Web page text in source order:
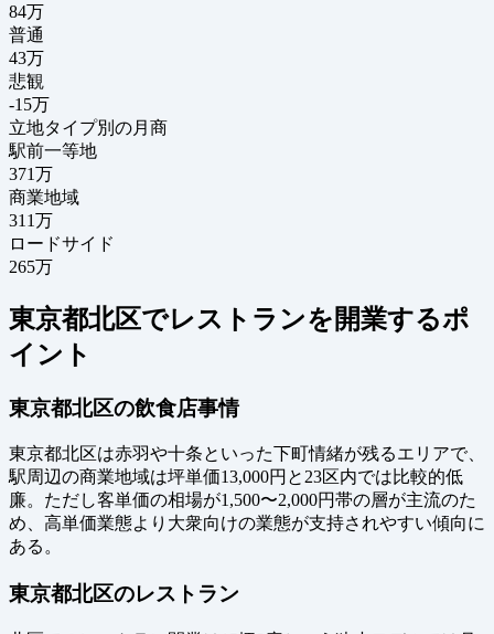
84万
普通
43万
悲観
-15万
立地タイプ別の月商
駅前一等地
371万
商業地域
311万
ロードサイド
265万
東京都北区でレストランを開業するポ
イント
東京都北区の飲食店事情
東京都北区は赤羽や十条といった下町情緒が残るエリアで、
駅周辺の商業地域は坪単価13,000円と23区内では比較的低
廉。ただし客単価の相場が1,500〜2,000円帯の層が主流のた
め、高単価業態より大衆向けの業態が支持されやすい傾向に
ある。
東京都北区のレストラン